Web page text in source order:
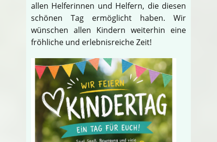
allen Helferinnen und Helfern, die diesen
schönen Tag ermöglicht haben. Wir
wünschen allen Kindern weiterhin eine
fröhliche und erlebnisreiche Zeit!